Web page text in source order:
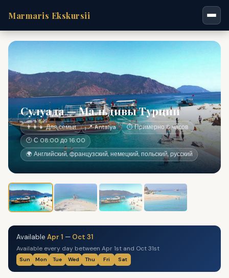
Marmaris Ekskursii
Сулуада — Мальдивы Турции
👨‍👩‍👧 Для семьи 📍 Antalya
⏱ Примерно 8 часов
🕐 С 08:00 до 16:00
🌍 Английский, французский, немецкий, польский, русский
Available Apr 1 — Oct 31
Available every day between Apr 1st and Oct 31st
Sun Mon Tue Wed Thu Fri Sat